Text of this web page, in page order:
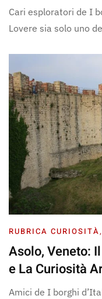
Cari esploratori de I
Lovere sia solo uno
RUBRICA CURIOSITÀ,
Asolo, Veneto:
e La Curiosità
Amici de I borghi